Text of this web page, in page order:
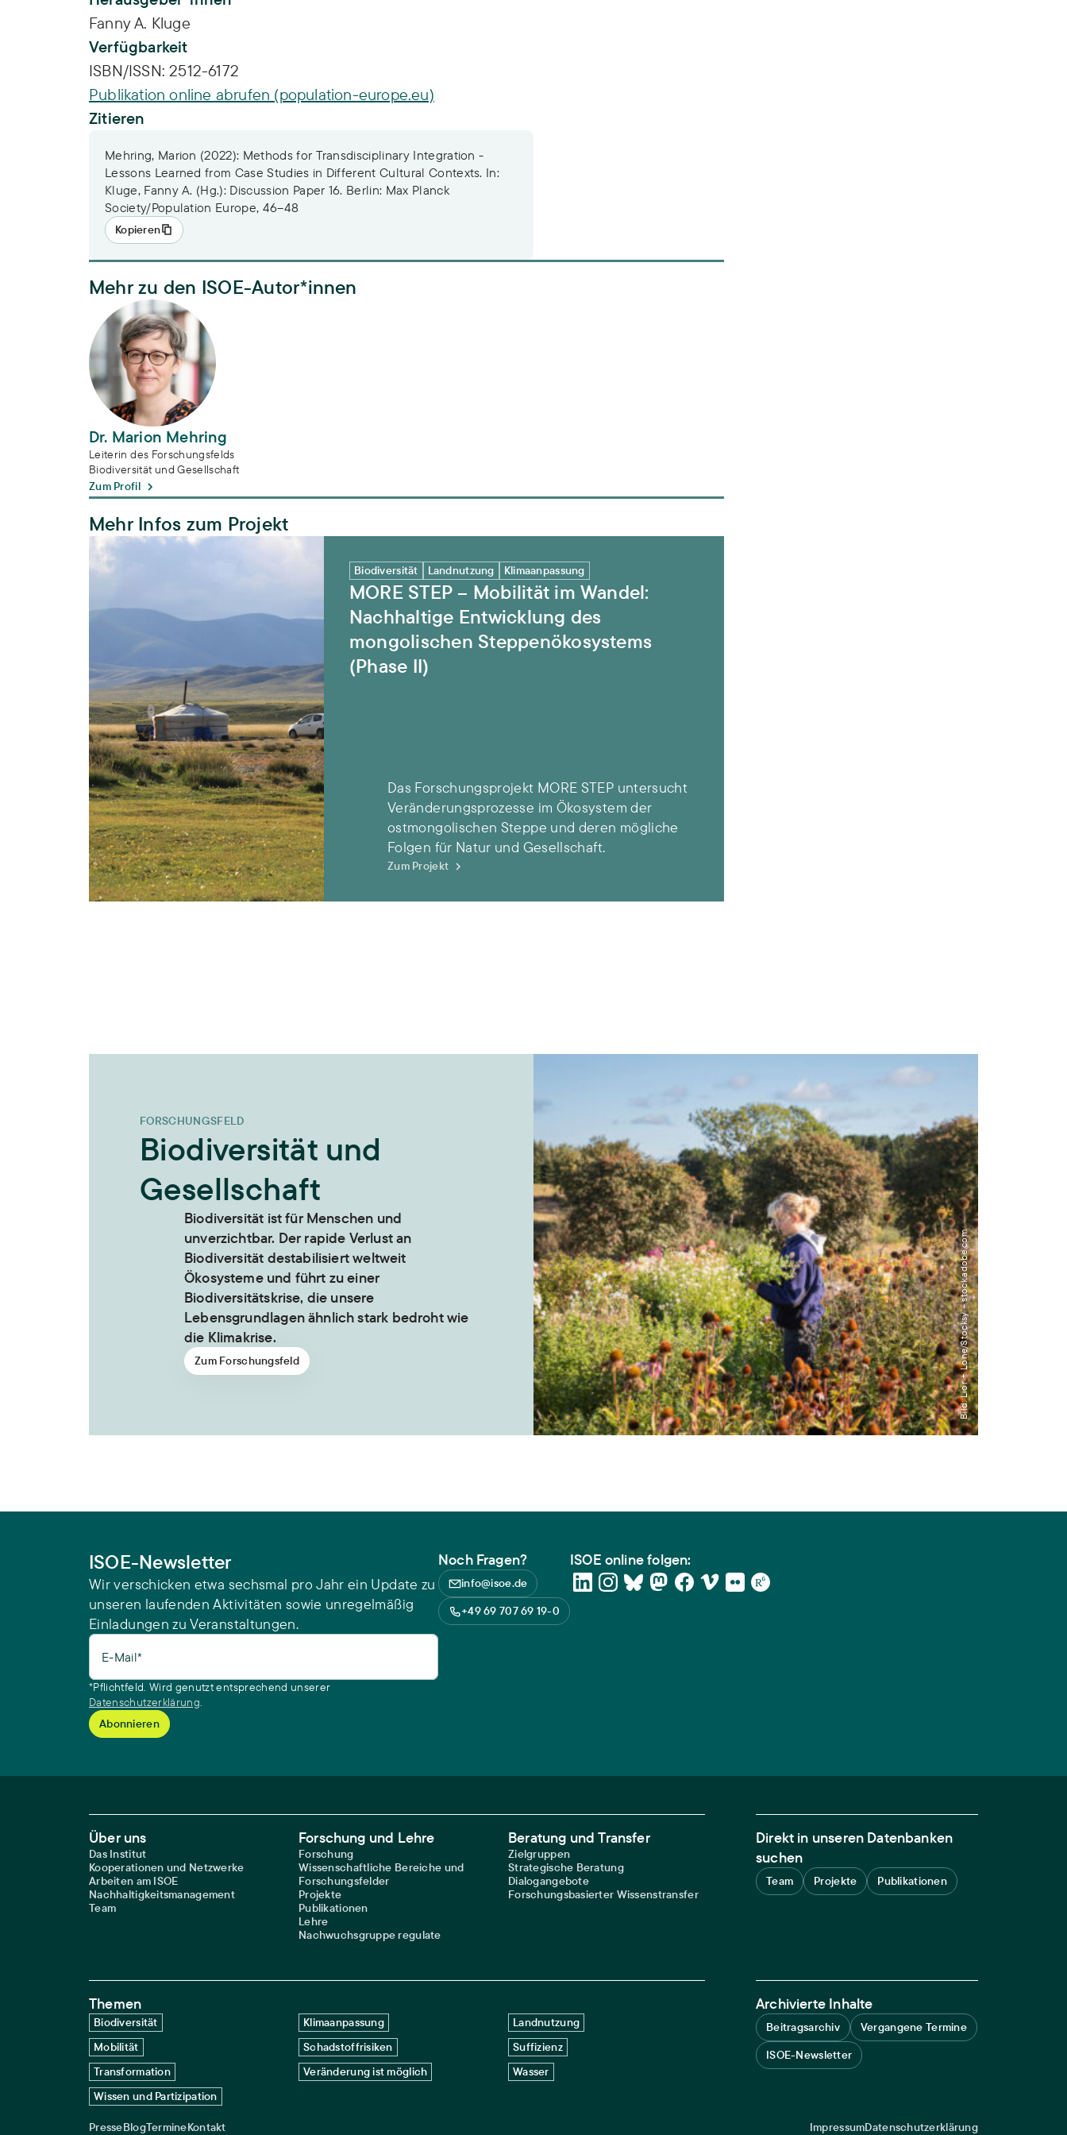
Fanny A. Kluge
Verfügbarkeit
ISBN/ISSN:2512-6172
Publikation online abrufen (population-europe.eu)
Zitieren
Mehring, Marion (2022): Methods for Transdisciplinary Integration -
Lessons Learned from Case Studies in Different Cultural Contexts. In:
Kluge, Fanny A. (Hg.): Discussion Paper 16. Berlin: Max Planck
Society/Population Europe, 46–48
Kopieren
Mehr zu den ISOE-Autor*innen
Dr. Marion Mehring
Dr. Marion Mehring
Leiterin des Forschungsfelds
Biodiversität und Gesellschaft
Zum Profil
Mehr Infos zum Projekt
MORE STEP – Mobilität im Wandel: Nachhaltige Entwicklung des mongolischen Steppenökosystems (Phase II)
Biodiversität Landnutzung Klimaanpassung
MORE STEP – Mobilität im Wandel:
Nachhaltige Entwicklung des
mongolischen Steppenökosystems
(Phase II)
Das Forschungsprojekt MORE STEP untersucht
Veränderungsprozesse im Ökosystem der
ostmongolischen Steppe und deren mögliche
Folgen für Natur und Gesellschaft.
Zum Projekt
FORSCHUNGSFELD
Biodiversität und
Gesellschaft
Biodiversität ist für Menschen und
unverzichtbar. Der rapide Verlust an
Biodiversität destabilisiert weltweit
Ökosysteme und führt zu einer
Biodiversitätskrise, die unsere
Lebensgrundlagen ähnlich stark bedroht wie
die Klimakrise.
Zum Forschungsfeld Bild: Lior + Lone/Stocksy – stock.adobe.com
ISOE-Newsletter
Wir verschicken etwa sechsmal pro Jahr ein Update zu
unseren laufenden Aktivitäten sowie unregelmäßig
Einladungen zu Veranstaltungen.
E-Mail*
*Pflichtfeld. Wird genutzt entsprechend unserer
Datenschutzerklärung.
Noch Fragen?
info@isoe.de
+49 69 707 69 19-0
ISOE online folgen:
Footer Main Navigation
Über uns
Das Institut
Kooperationen und Netzwerke
Arbeiten am ISOE
Nachhaltigkeitsmanagement
Team
Forschung und Lehre
Forschung
Wissenschaftliche Bereiche und
Forschungsfelder
Projekte
Publikationen
Lehre
Nachwuchsgruppe regulate
Beratung und Transfer
Zielgruppen
Strategische Beratung
Dialogangebote
Forschungsbasierter Wissenstransfer
Themen
Biodiversität Klimaanpassung
Landnutzung
Mobilität
Schadstoffrisiken
Suffizienz
Transformation
Veränderung ist möglich
Wasser
Wissen und Partizipation
Direkt in unseren Datenbanken
suchen
Team Projekte Publikationen
Archivierte Inhalte
Beitragsarchiv
Vergangene Termine
ISOE-Newsletter
Service navigation
PresseBlogTermineKontakt Legal navigation
ImpressumDatenschutzerklärung